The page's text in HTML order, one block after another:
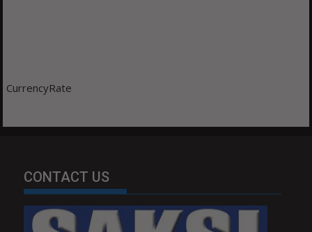
CurrencyRate
CONTACT US